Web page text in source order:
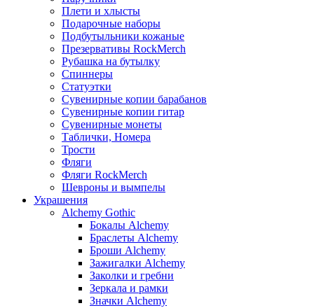
Плети и хлысты
Подарочные наборы
Подбутыльники кожаные
Презервативы RockMerch
Рубашка на бутылку
Спиннеры
Статуэтки
Сувенирные копии барабанов
Сувенирные копии гитар
Сувенирные монеты
Таблички, Номера
Трости
Фляги
Фляги RockMerch
Шевроны и вымпелы
Украшения
Alchemy Gothic
Бокалы Alchemy
Браслеты Alchemy
Броши Alchemy
Зажигалки Alchemy
Заколки и гребни
Зеркала и рамки
Значки Alchemy